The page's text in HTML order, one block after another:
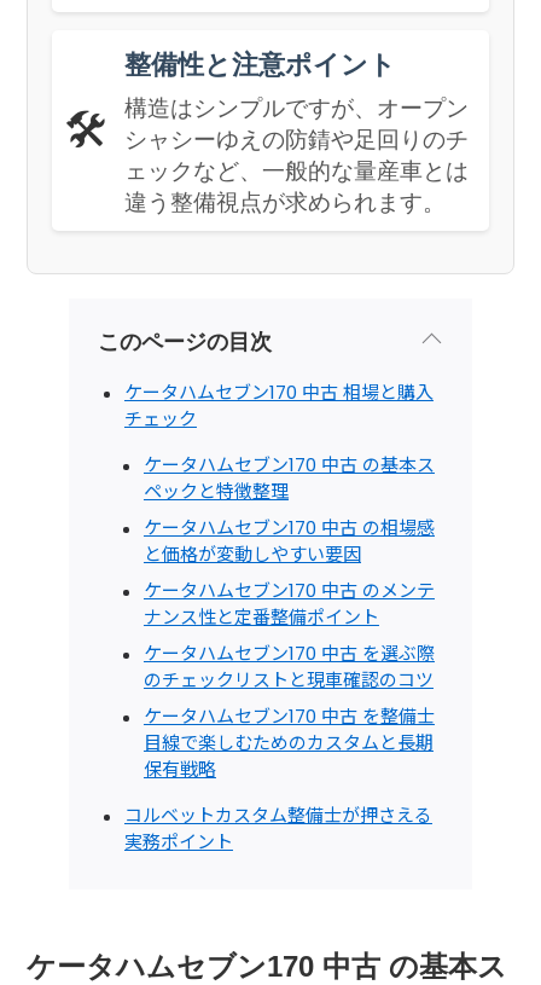
🛠️
整備性と注意ポイント
構造はシンプルですが、オープン
シャシーゆえの防錆や足回りのチ
ェックなど、一般的な量産車とは
違う整備視点が求められます。
このページの目次
ケータハムセブン170 中古 相場と購入
チェック
ケータハムセブン170 中古 の基本ス
ペックと特徴整理
ケータハムセブン170 中古 の相場感
と価格が変動しやすい要因
ケータハムセブン170 中古 のメンテ
ナンス性と定番整備ポイント
ケータハムセブン170 中古 を選ぶ際
のチェックリストと現車確認のコツ
ケータハムセブン170 中古 を整備士
目線で楽しむためのカスタムと長期
保有戦略
コルベットカスタム整備士が押さえる
実務ポイント
ケータハムセブン170 中古 の基本ス